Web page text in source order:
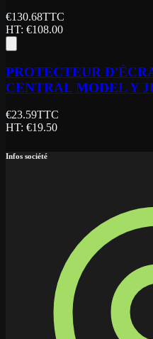
€130.68TTC
HT: €108.00
PROTECTEUR
CENTRAL MODEL Y
€23.59TTC
HT: €19.50
Infos société